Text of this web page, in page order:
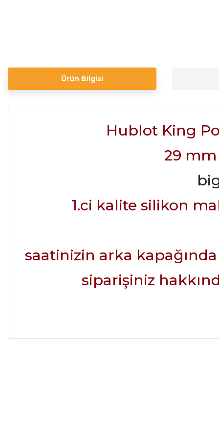
Ürün Bilgisi
Hublot King
29
1.ci kalite silikon
saatinizin arka
siparişiniz